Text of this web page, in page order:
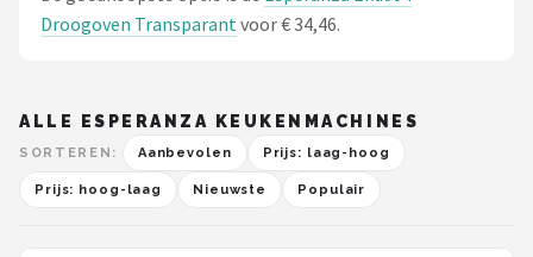
Droogoven Transparantvoor € 34,46.
ALLE ESPERANZA KEUKENMACHINES
SORTEREN: Aanbevolen Prijs: laag-hoog
Prijs: hoog-laag Nieuwste Populair